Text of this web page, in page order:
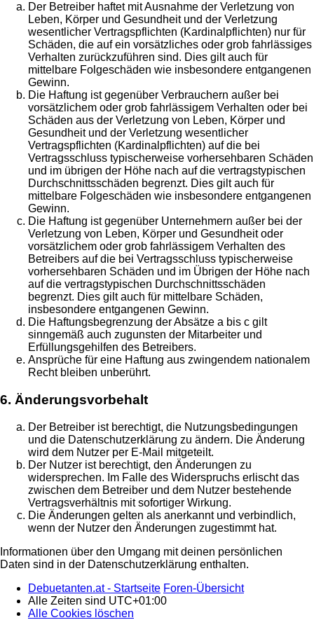
Der Betreiber haftet mit Ausnahme der Verletzung von
Leben, Körper und Gesundheit und der Verletzung
wesentlicher Vertragspflichten (Kardinalpflichten) nur für
Schäden, die auf ein vorsätzliches oder grob fahrlässiges
Verhalten zurückzuführen sind. Dies gilt auch für
mittelbare Folgeschäden wie insbesondere entgangenen
Gewinn.
Die Haftung ist gegenüber Verbrauchern außer bei
vorsätzlichem oder grob fahrlässigem Verhalten oder bei
Schäden aus der Verletzung von Leben, Körper und
Gesundheit und der Verletzung wesentlicher
Vertragspflichten (Kardinalpflichten) auf die bei
Vertragsschluss typischerweise vorhersehbaren Schäden
und im übrigen der Höhe nach auf die vertragstypischen
Durchschnittsschäden begrenzt. Dies gilt auch für
mittelbare Folgeschäden wie insbesondere entgangenen
Gewinn.
Die Haftung ist gegenüber Unternehmern außer bei der
Verletzung von Leben, Körper und Gesundheit oder
vorsätzlichem oder grob fahrlässigem Verhalten des
Betreibers auf die bei Vertragsschluss typischerweise
vorhersehbaren Schäden und im Übrigen der Höhe nach
auf die vertragstypischen Durchschnittsschäden
begrenzt. Dies gilt auch für mittelbare Schäden,
insbesondere entgangenen Gewinn.
Die Haftungsbegrenzung der Absätze a bis c gilt
sinngemäß auch zugunsten der Mitarbeiter und
Erfüllungsgehilfen des Betreibers.
Ansprüche für eine Haftung aus zwingendem nationalem
Recht bleiben unberührt.
6. Änderungsvorbehalt
Der Betreiber ist berechtigt, die Nutzungsbedingungen
und die Datenschutzerklärung zu ändern. Die Änderung
wird dem Nutzer per E-Mail mitgeteilt.
Der Nutzer ist berechtigt, den Änderungen zu
widersprechen. Im Falle des Widerspruchs erlischt das
zwischen dem Betreiber und dem Nutzer bestehende
Vertragsverhältnis mit sofortiger Wirkung.
Die Änderungen gelten als anerkannt und verbindlich,
wenn der Nutzer den Änderungen zugestimmt hat.
Informationen über den Umgang mit deinen persönlichen
Daten sind in der Datenschutzerklärung enthalten.
Debuetanten.at - Startseite Foren-Übersicht
Alle Zeiten sind UTC+01:00
Alle Cookies löschen